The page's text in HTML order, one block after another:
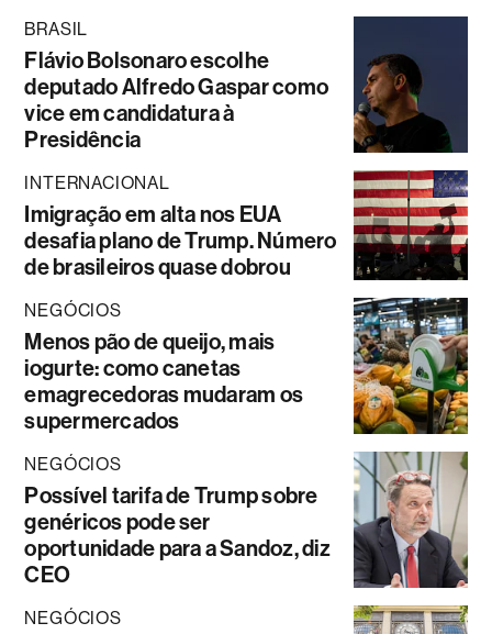
BRASIL
Flávio Bolsonaro escolhe
deputado Alfredo Gaspar como
vice em candidatura à
Presidência
INTERNACIONAL
Imigração em alta nos EUA
desafia plano de Trump. Número
de brasileiros quase dobrou
NEGÓCIOS
Menos pão de queijo, mais
iogurte: como canetas
emagrecedoras mudaram os
supermercados
NEGÓCIOS
Possível tarifa de Trump sobre
genéricos pode ser
oportunidade para a Sandoz, diz
CEO
NEGÓCIOS